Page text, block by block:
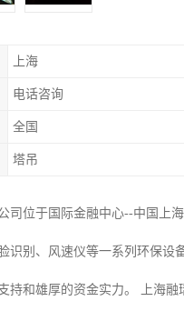
上海
电话咨询
全国
塔吊
司位于国际金融中心--中国上
识别、风速仪等一系列环保
持和雄厚的资金实力。 上海